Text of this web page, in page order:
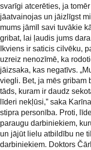
svarīgi atcerēties, ja
jāatvainojas un jāizlīgst
mums jāmīl savi tuvākie
gribat, lai ļaudis jums
Ikviens ir saticis cilvēku,
uzreiz nenozīmē, ka
jāizsaka, kas negatīvs.
viegli. Bet, ja mēs gribam
tāds, kuram ir daudz
līderi nekļūsi,” saka
stipra personība. Proti,
paraugu darbiniekiem,
un jājūt lielu atbildību ne
darbiniekiem. Doktors